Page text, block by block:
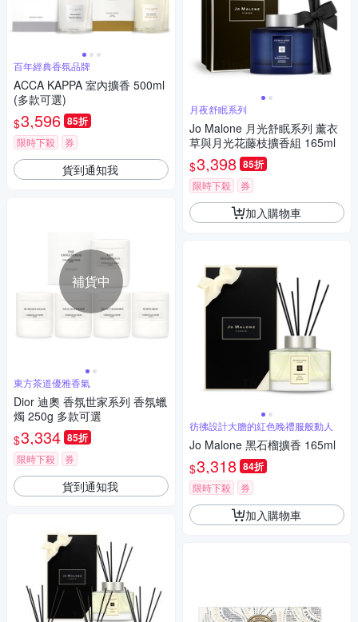
百年經典香氛品牌
ACCA KAPPA 室內擴香 500ml
(多款可選)
$3,596 85折
限時下殺 券
貨到通知我
補貨中
東方茶道優雅香氣
Dior 迪奧 香氛世家系列 香氛蠟
燭 250g 多款可選
$3,334 85折
限時下殺 券
貨到通知我
月夜舒眠系列
Jo Malone 月光舒眠系列 薰衣
草與月光花藤枝擴香組 165ml
$3,398 85折
限時下殺 券
加入購物車
彷彿設計大膽的紅色晚禮服般動人
Jo Malone 黑石榴擴香 165ml
$3,318 84折
限時下殺 券
加入購物車